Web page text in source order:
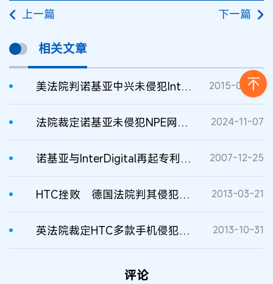
上一篇 下一篇
相关文章
美法院判诺基亚中兴未侵犯InterDigital专利 2015-02-25
法院裁定诺基亚未侵犯NPE网络基础设施专利 2024-11-07
诺基亚与InterDigital再起专利争端 2007-12-25
HTC挫败 德国法院判其侵犯诺基亚技术专利 2013-03-21
英法院裁定HTC多款手机侵犯诺基亚专利 2013-10-31
评论